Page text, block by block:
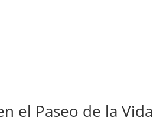
el Paseo de la Vida